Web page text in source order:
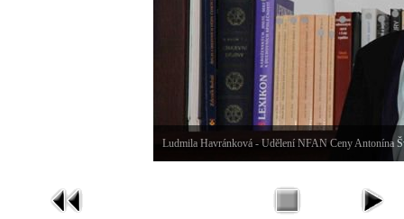
Ludmila Havránková - Udělení NFAN Ceny Antonína